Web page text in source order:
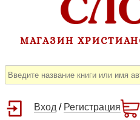
МАГАЗИН
Вход / Регистрация